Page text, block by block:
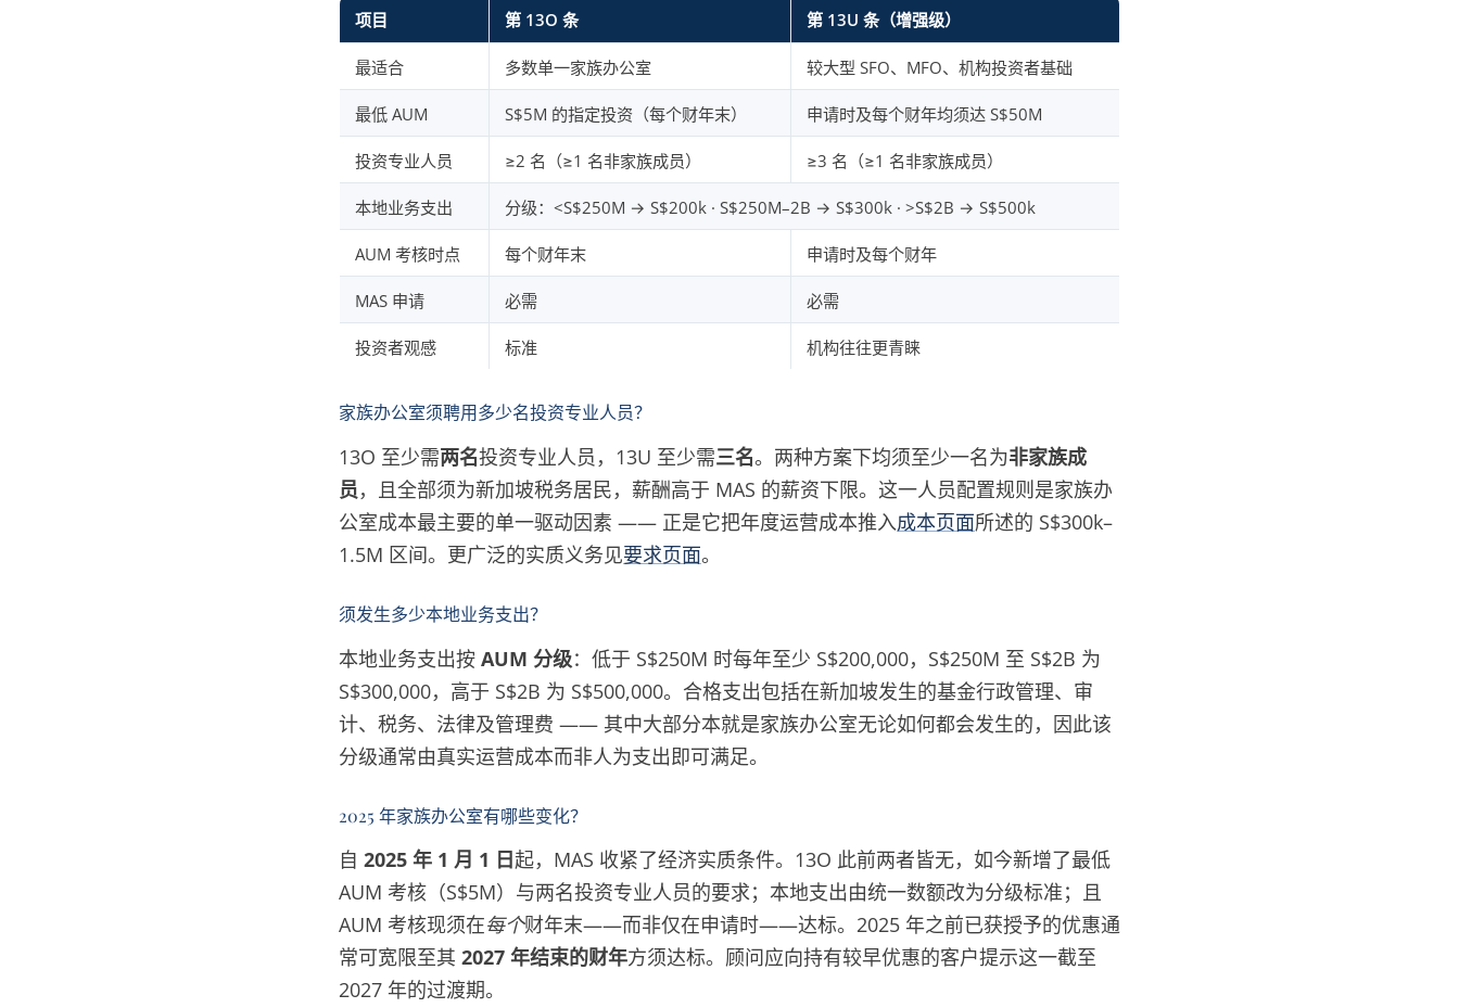
项目 第 13O 条 第 13U 条（增强级）
最适合 多数单一家族办公室 较大型 SFO、MFO、机构投资者基础
最低 AUM S$5M 的指定投资（每个财年末） 申请时及每个财年均须达 S$50M
投资专业人员 ≥2 名（≥1 名非家族成员） ≥3 名（≥1 名非家族成员）
本地业务支出 分级：<S$250M → S$200k · S$250M–2B → S$300k · >S$2B → S$500k
AUM 考核时点 每个财年末 申请时及每个财年
MAS 申请 必需 必需
投资者观感 标准 机构往往更青睐
家族办公室须聘用多少名投资专业人员？
13O 至少需两名投资专业人员，13U 至少需三名。两种方案下均须至少一名为非家族成
员，且全部须为新加坡税务居民，薪酬高于 MAS 的薪资下限。这一人员配置规则是家族办
公室成本最主要的单一驱动因素 —— 正是它把年度运营成本推入成本页面所述的 S$300k–
1.5M 区间。更广泛的实质义务见要求页面。
须发生多少本地业务支出？
本地业务支出按 AUM 分级：低于 S$250M 时每年至少 S$200,000，S$250M 至 S$2B 为
S$300,000，高于 S$2B 为 S$500,000。合格支出包括在新加坡发生的基金行政管理、审
计、税务、法律及管理费 —— 其中大部分本就是家族办公室无论如何都会发生的，因此该
分级通常由真实运营成本而非人为支出即可满足。
2025 年家族办公室有哪些变化？
自 2025 年 1 月 1 日起，MAS 收紧了经济实质条件。13O 此前两者皆无，如今新增了最低
AUM 考核（S$5M）与两名投资专业人员的要求；本地支出由统一数额改为分级标准；且
AUM 考核现须在每个财年末——而非仅在申请时——达标。2025 年之前已获授予的优惠通
常可宽限至其 2027 年结束的财年方须达标。顾问应向持有较早优惠的客户提示这一截至
2027 年的过渡期。